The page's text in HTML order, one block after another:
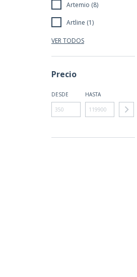
Artemio (8)
Artline (1)
VER TODOS
Precio
DESDE HASTA